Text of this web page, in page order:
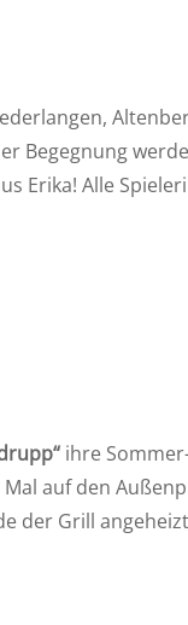
Begegnung
Erika! Alle
ihre
auf den
der Grill